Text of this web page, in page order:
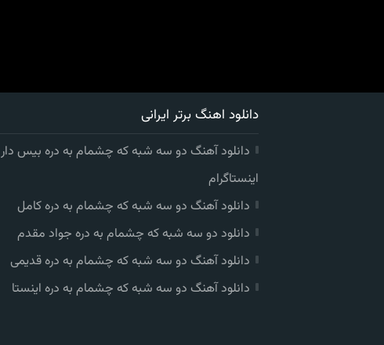
دانلود اهنگ برتر ایرانی
دانلود آهنگ دو سه شبه که چشمام به دره بیس دار
اینستاگرام
دانلود آهنگ دو سه شبه که چشمام به دره کامل
دانلود دو سه شبه که چشمام به دره جواد مقدم
دانلود آهنگ دو سه شبه که چشمام به دره قدیمی
دانلود آهنگ دو سه شبه که چشمام به دره اینستا